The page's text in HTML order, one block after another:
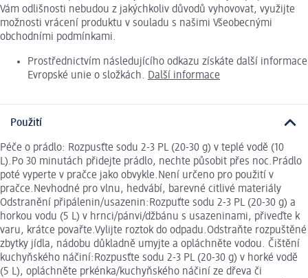
Vám odlišnosti nebudou z jakýchkoliv důvodů vyhovovat, využijte
možnosti vrácení produktu v souladu s našimi Všeobecnými
obchodními podmínkami.
Prostřednictvím následujícího odkazu získáte další informace
Evropské unie o složkách. Další informace
Použití
Péče o prádlo: Rozpusťte sodu 2-3 PL (20-30 g) v teplé vodě (10
L).Po 30 minutách přidejte prádlo, nechte působit přes noc.Prádlo
poté vyperte v pračce jako obvykle.Není určeno pro použití v
pračce.Nevhodné pro vlnu, hedvábí, barevné citlivé materiály
Odstranění připálenin/usazenin:Rozpuťte sodu 2-3 PL (20-30 g) a
horkou vodu (5 L) v hrnci/pánvi/džbánu s usazeninami, přiveďte k
varu, krátce povařte.Vylijte roztok do odpadu.Odstraňte rozpuštěné
zbytky jídla, nádobu důkladně umyjte a opláchněte vodou. Čištění
kuchyňského náčiní:Rozpusťte sodu 2-3 PL (20-30 g) v horké vodě
(5 L), opláchněte prkénka/kuchyňského náčiní ze dřeva či